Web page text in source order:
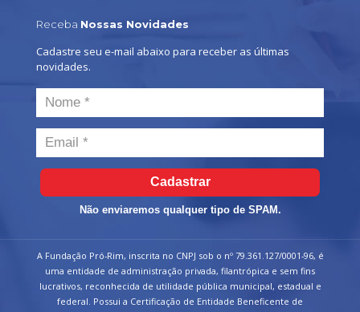
Receba Nossas Novidades
Cadastre seu e-mail abaixo para receber as últimas
novidades.
Cadastrar
Não enviaremos qualquer tipo de SPAM.
A Fundação Pró-Rim, inscrita no CNPJ sob o nº 79.361.127/0001-96, é
uma entidade de administração privada, filantrópica e sem fins
lucrativos, reconhecida de utilidade pública municipal, estadual e
federal. Possui a Certificação de Entidade Beneficente de